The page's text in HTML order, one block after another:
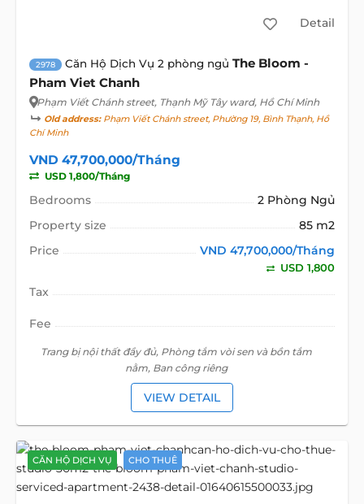
Detail
2978 Căn Hộ Dịch Vụ 2 phòng ngủ The Bloom -
Pham Viet Chanh
Phạm Viết Chánh street, Thạnh Mỹ Tây ward, Hồ Chí Minh
Old address:Phạm Viết Chánh street, Phường 19, Bình Thạnh, Hồ
Chí Minh
VND 47,700,000/Tháng
USD 1,800/Tháng
Bedrooms
2 Phòng Ngủ
Property size
85 m2
Price
VND 47,700,000/Tháng
USD 1,800
Tax
Fee
Trang bị nội thất đầy đủ, Phòng tắm vòi sen và bồn tắm
nằm, Ban công riêng
VIEW DETAIL
CĂN HỘ DỊCH VỤ CHO THUÊ